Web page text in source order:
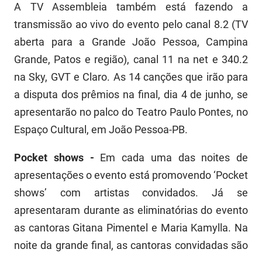
A TV Assembleia também está fazendo a
transmissão ao vivo do evento pelo canal 8.2 (TV
aberta para a Grande João Pessoa, Campina
Grande, Patos e região), canal 11 na net e 340.2
na Sky, GVT e Claro. As 14 canções que irão para
a disputa dos prêmios na final, dia 4 de junho, se
apresentarão no palco do Teatro Paulo Pontes, no
Espaço Cultural, em João Pessoa-PB.
Pocket shows - Em cada uma das noites de
apresentações o evento está promovendo ‘Pocket
shows’ com artistas convidados. Já se
apresentaram durante as eliminatórias do evento
as cantoras Gitana Pimentel e Maria Kamylla. Na
noite da grande final, as cantoras convidadas são